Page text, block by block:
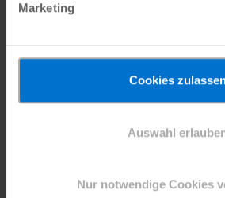
Marketing
Cookies
Auswahl
Nur notwendige Cookies